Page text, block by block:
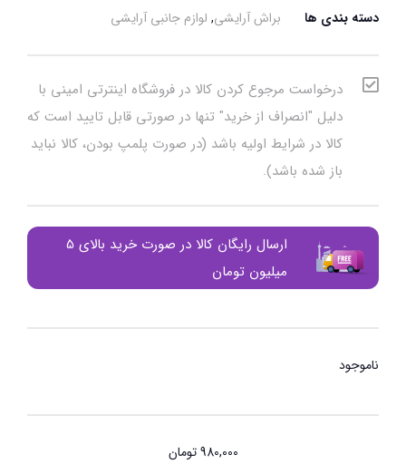
دسته بندی ها
براش آرایشی, لوازم جانبی آرایشی
درخواست مرجوع کردن کالا در فروشگاه اینترتی امینی با
دلیل "انصراف از خرید" تنها در صورتی قابل تایید است که
کالا در شرایط اولیه باشد (در صورت پلمپ بودن، کالا نباید
باز شده باشد).
ارسال رایگان کالا در صورت خرید بالای 5
میلیون تومان
ناموجود
980,000 تومان